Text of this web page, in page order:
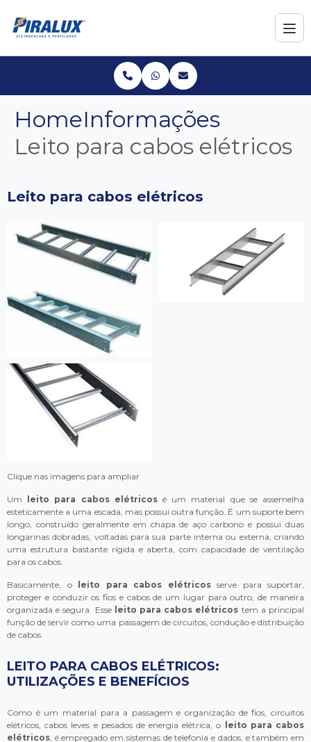
HomeInformações
Leito para cabos elétricos
Leito para cabos elétricos
Clique nas imagens para ampliar
Um leito para cabos elétricosé um material que se assemelha
esteticamente a uma escada, mas possui outra função. É um suporte bem
longo, construído geralmente em chapa de aço carbono e possui duas
longarinas dobradas, voltadas para sua parte interna ou externa, criando
uma estrutura bastante rígida e aberta, com capacidade de ventilação
para os cabos.
Basicamente, o leito para cabos elétricosserve para suportar,
proteger e conduzir os fios e cabos de um lugar para outro, de maneira
organizada e segura. Esse leito para cabos elétricos tem a principal
função de servir como uma passagem de circuitos, condução e distribuição
de cabos.
LEITO PARA CABOS ELÉTRICOS:
UTILIZAÇÕES E BENEFÍCIOS
Como é um material para a passagem e organização de fios, circuitos
elétricos, cabos leves e pesados de energia elétrica, o leito para cabos
elétricos , é empregado em sistemas de telefonia e dados, e também em